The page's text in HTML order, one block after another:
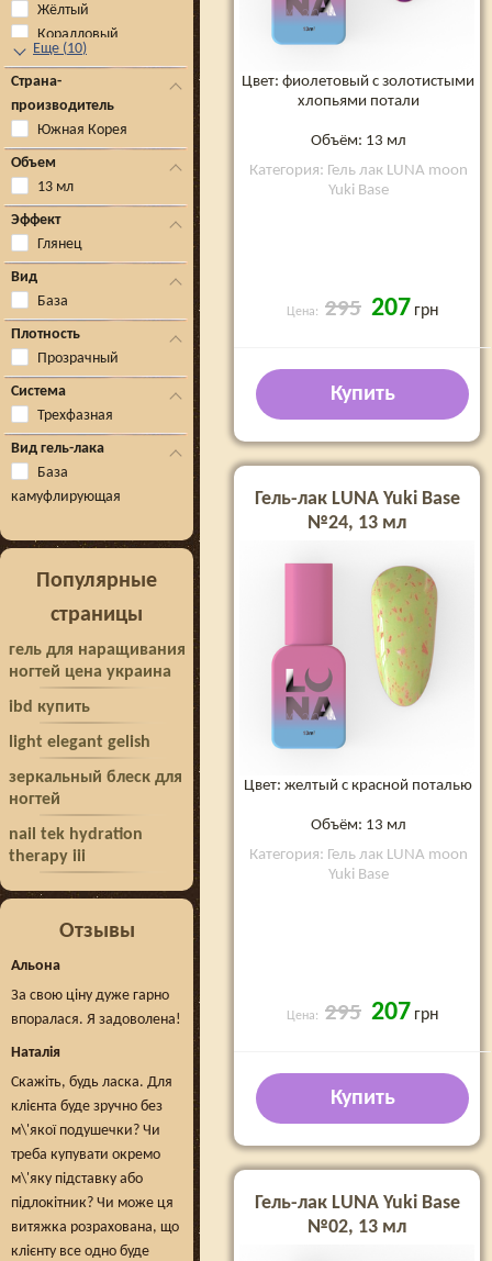
Жёлтый
Коралловый
Еще (10)
Страна-
производитель
Южная Корея
Объем
13 мл
Эффект
Глянец
Вид
База
Плотность
Прозрачный
Система
Трехфазная
Вид гель-лака
База
камуфлирующая
Популярные
страницы
гель для наращивания
ногтей цена украина
ibd купить
light elegant gelish
зеркальный блеск для
ногтей
nail tek hydration
therapy iii
Отзывы
Альона
За свою ціну дуже гарно
впоралася. Я задоволена!
Наталія
Скажіть, будь ласка. Для
клієнта буде зручно без
м\'якої подушечки? Чи
треба купувати окремо
м\'яку підставку або
підлокітник? Чи може ця
витяжка розрахована, що
клієнту все одно буде
Цвет: фиолетовый с золотистыми
хлопьями потали
Объём: 13 мл
Категория: Гель лак LUNA moon
Yuki Base
Цена: 295 207 грн
Купить
Гель-лак LUNA Yuki Base
№24, 13 мл
Цвет: желтый с красной поталью
Объём: 13 мл
Категория: Гель лак LUNA moon
Yuki Base
Цена: 295 207 грн
Купить
Гель-лак LUNA Yuki Base
№02, 13 мл